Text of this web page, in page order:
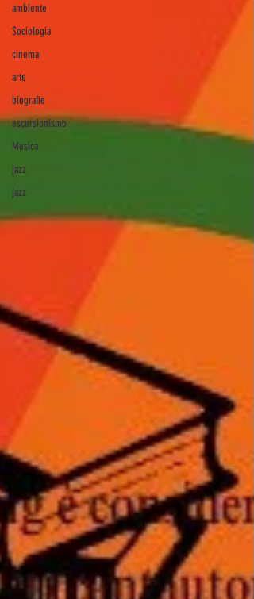
ambiente
Sociologia
cinema
arte
biografie
escursionismo
Musica
jazz
jazz